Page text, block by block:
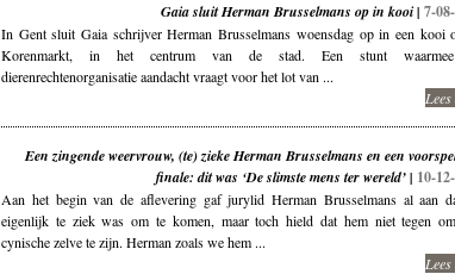
Gaia sluit Herman Brusselmans op in kooi | 7-
In Gent sluit Gaia schrijver Herman Brusselmans woensdag op in een kooi
Korenmarkt, in het centrum van de stad. Een stunt
dierenrechtenorganisatie aandacht vraagt voor het lot van ...
Een zingende weervrouw, (te) zieke Herman Brusselmans en een
finale: dit was ‘De slimste mens ter wereld’ | 10-
Aan het begin van de aflevering gaf jurylid Herman Brusselmans al aan
eigenlijk te ziek was om te komen, maar toch hield dat hem niet tegen
cynische zelve te zijn. Herman zoals we hem ...